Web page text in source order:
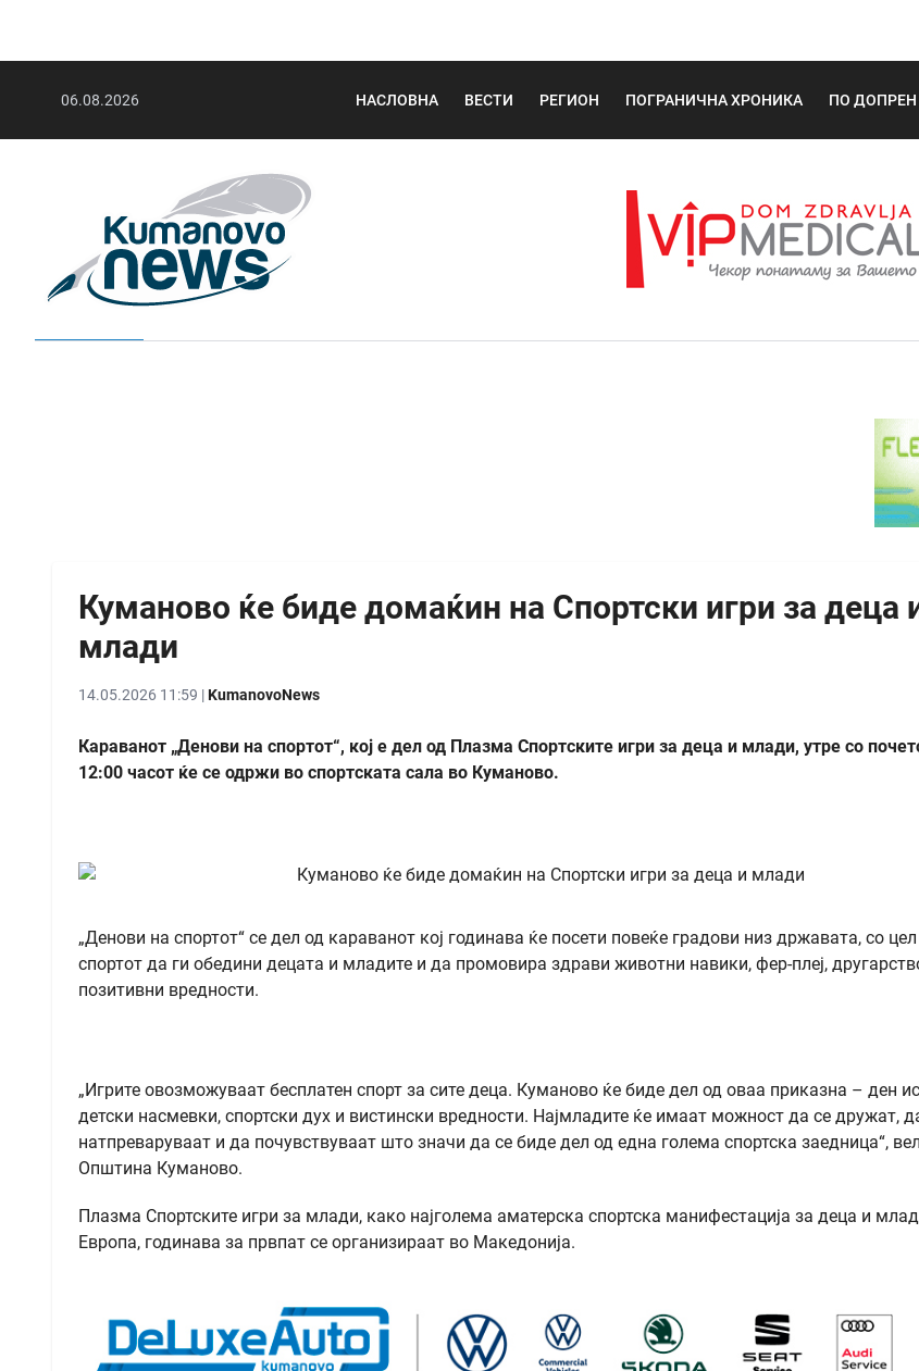
06.08.2026 НАСЛОВНА ВЕСТИ РЕГИОН ПОГРАНИЧНА ХРОНИКА ПО ДОПРЕН
Куманово ќе биде домаќин на Спортски игри за деца
млади
14.05.2026 11:59 |KumanovoNews
Караванот „Денови на спортот“, кој е дел од Плазма Спортските игри за деца и млади, утре со
12:00 часот ќе се одржи во спортската сала во Куманово.
„Денови на спортот“ се дел од караванот кој годинава ќе посети повеќе градови низ државата, со
спортот да ги обедини децата и младите и да промовира здрави животни навики, фер-плеј,
позитивни вредности.
„Игрите овозможуваат бесплатен спорт за сите деца. Куманово ќе биде дел од оваа приказна – ден
детски насмевки, спортски дух и вистински вредности. Најмладите ќе имаат можност да се дружат,
натпреваруваат и да почувствуваат што значи да се биде дел од една голема спортска заедница“,
Општина Куманово.
Плазма Спортските игри за млади, како најголема аматерска спортска манифестација за деца и
Европа, годинава за првпат се организираат во Македонија.